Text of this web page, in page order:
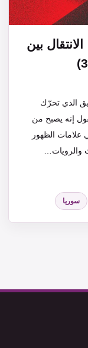
بين
الذي تحرّك
إنه يصبح من
علامات الظهور
والرويات…
سوريا